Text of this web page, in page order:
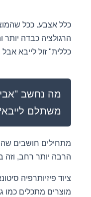
כלל אצבע. ככל
הרגולציה כבדה יותר
כללית" זול לייבא
מה נחשב
משתלם
מתחילים חושבים
הרבה יותר רחב, וזה
ציוד פיזיותרפיה
מוצרים מתכלים כמו